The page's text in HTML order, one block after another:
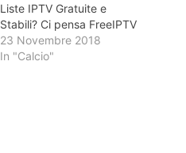
Liste IPTV Gratuite e
Stabili? Ci pensa FreeIPTV
23 Novembre 2018
In "Calcio"